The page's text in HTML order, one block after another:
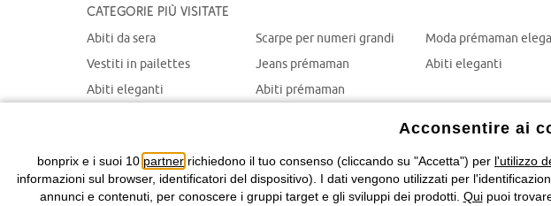
Categorie più visitate
Abiti da sera
Vestiti in pailettes
Abiti eleganti
Scarpe per numeri grandi
Jeans prémaman
Abiti prémaman
Moda prémaman
Abiti eleganti
Acconsentire ai
bonprix e i suoi 10 partner richiedono il tuo consenso (cliccando su "Accetta") per l'utilizzo
informazioni sul browser, identificatori del dispositivo). I dati vengono utilizzati per
annunci e contenuti, per conoscere i gruppi target e gli sviluppi dei prodotti. Quipuoi